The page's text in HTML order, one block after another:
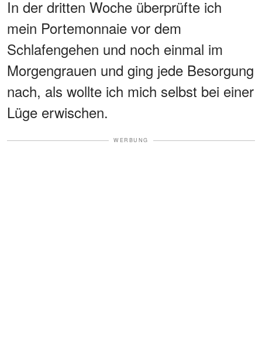
In der dritten Woche überprüfte ich
mein Portemonnaie vor dem
Schlafengehen und noch einmal im
Morgengrauen und ging jede Besorgung
nach, als wollte ich mich selbst bei einer
Lüge erwischen.
WERBUNG